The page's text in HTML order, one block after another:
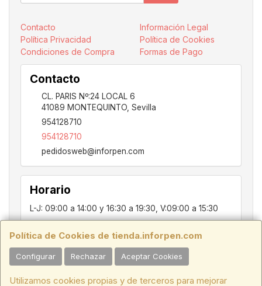
Política de Cookies de tienda.inforpen.com
Configurar Rechazar Aceptar Cookies
Utilizamos cookies propias y de terceros para mejorar
Contacto
Información Legal
Política Privacidad
Política de Cookies
Condiciones de Compra
Formas de Pago
Contacto
CL. PARIS Nº:24 LOCAL 6
41089 MONTEQUINTO Sevilla
954128710
954128710
pedidosweb@inforpen.com
Horario
L-J: 09:00 a 14:00 y 16:30 a 19:30, V:09:00 a 15:30
PARIS, 24, LOCAL 6, 41089, Montequinto - Dos Hermanas, SEVILLA,
C.I.F.:ESB91914697 - Tfno.:954128710
HORARIO INVIERNO:Lunes a Jueves de 09:00 a 14:00 y de 16:30 a